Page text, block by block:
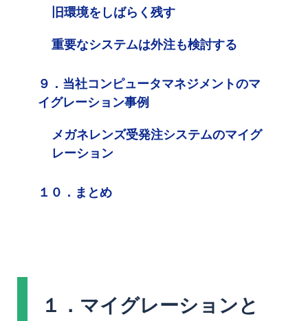
旧環境をしばらく残す
重要なシステムは外注も検討する
９．当社コンピュータマネジメントのマ
イグレーション事例
メガネレンズ受発注システムのマイグ
レーション
１０．まとめ
１．マイグレーションと